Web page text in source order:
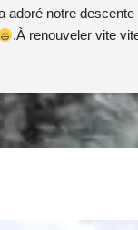
adoré notre
.À renouveler vite